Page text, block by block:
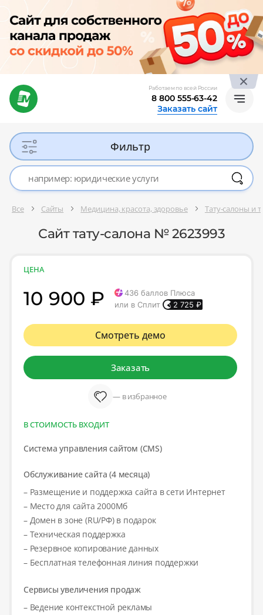
Работаем по всей России
8 800 555-63-42
Заказать сайт
Фильтр
Все Сайты Медицина, красота, здоровье Тату-салоны и
Сайт тату-салона № 2623993
ЦЕНА
10 900 ₽ 436баллов Плюса
или в Сплит
2 725 ₽
Смотреть демо
Заказать
— в избранное
В СТОИМОСТЬ ВХОДИТ
Система управления сайтом (CMS)
Обслуживание сайта (4 месяца)
– Размещение и поддержка сайта в сети Интернет
– Место для сайта 2000Мб
– Домен в зоне (RU/РФ) в подарок
– Техническая поддержка
– Резервное копирование данных
– Бесплатная телефонная линия поддержки
Сервисы увеличения продаж
– Ведение контекстной рекламы